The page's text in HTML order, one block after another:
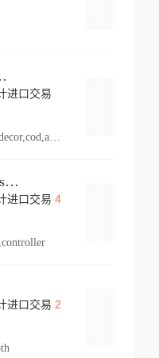
Resort
进口交易
vehicle,pl 2,arts,home decor,cod,amusement ride,sea
Duetto Intergrgrated Systems Inc.
进口交易 4
进口交易 2